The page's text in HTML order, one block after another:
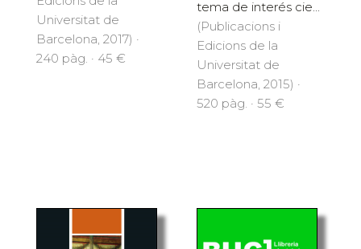
Universitat de
Barcelona, 2017) ·
240 pàg. · 45 €
tema de interés cie...
(Publicacions i
Edicions de la
Universitat de
Barcelona, 2015) ·
520 pàg. · 55 €